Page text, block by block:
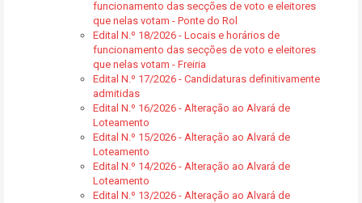
funcionamento das secções de voto e eleitores
que nelas votam - Ponte do Rol
Edital N.º 18/2026 - Locais e horários de
funcionamento das secções de voto e eleitores
que nelas votam - Freiria
Edital N.º 17/2026 - Candidaturas definitivamente
admitidas
Edital N.º 16/2026 - Alteração ao Alvará de
Loteamento
Edital N.º 15/2026 - Alteração ao Alvará de
Loteamento
Edital N.º 14/2026 - Alteração ao Alvará de
Loteamento
Edital N.º 13/2026 - Alteração ao Alvará de